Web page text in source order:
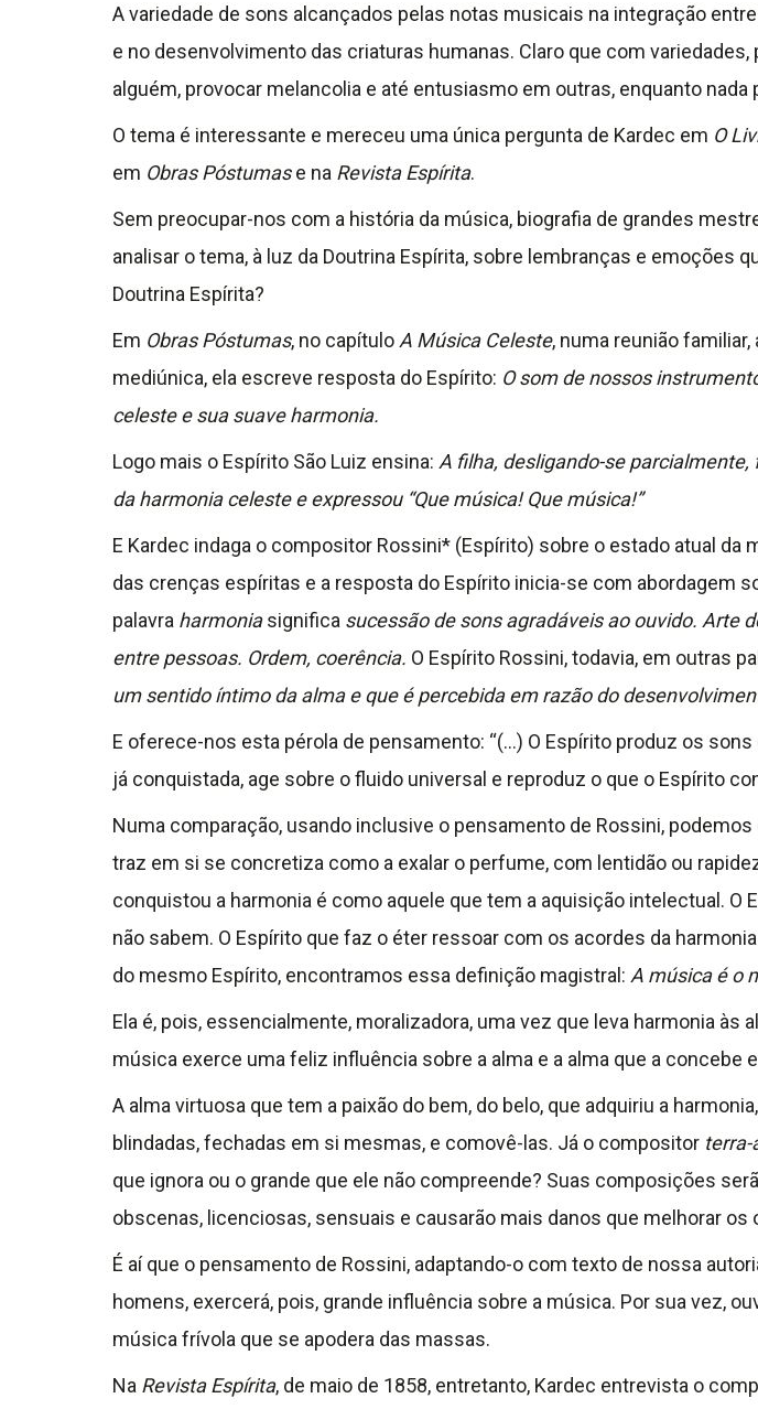
A variedade de sons alcançados pelas notas musicais na integração
e no desenvolvimento das criaturas humanas. Claro que com
alguém, provocar melancolia e até entusiasmo em outras, enquanto
O tema é interessante e mereceu uma única pergunta de Kardec em O
em Obras Póstumase na Revista Espírita.
Sem preocupar-nos com a história da música, biografia de grandes
analisar o tema, à luz da Doutrina Espírita, sobre lembranças e emoções
Doutrina Espírita?
Em Obras Póstumas, no capítulo A Música Celeste, numa reunião
mediúnica, ela escreve resposta do Espírito: O som de nossos
celeste e sua suave harmonia.
Logo mais o Espírito São Luiz ensina: A filha, desligando-se
da harmonia celeste e expressou “Que música! Que música!”
E Kardec indaga o compositor Rossini* (Espírito) sobre o estado atual
das crenças espíritas e a resposta do Espírito inicia-se com abordagem
palavra harmoniasignifica sucessão de sons agradáveis ao ouvido. Arte
entre pessoas. Ordem, coerência. O Espírito Rossini, todavia, em outras
um sentido íntimo da alma e que é percebida em razão do
E oferece-nos esta pérola de pensamento: “(…) O Espírito produz os
já conquistada, age sobre o fluido universal e reproduz o que o Espírito
Numa comparação, usando inclusive o pensamento de Rossini,
traz em si se concretiza como a exalar o perfume, com lentidão ou
conquistou a harmonia é como aquele que tem a aquisição intelectual.
não sabem. O Espírito que faz o éter ressoar com os acordes da
do mesmo Espírito, encontramos essa definição magistral: A música é o
Ela é, pois, essencialmente, moralizadora, uma vez que leva harmonia às
música exerce uma feliz influência sobre a alma e a alma que a
A alma virtuosa que tem a paixão do bem, do belo, que adquiriu a
blindadas, fechadas em si mesmas, e comovê-las. Já o compositor terra-
que ignora ou o grande que ele não compreende? Suas composições
obscenas, licenciosas, sensuais e causarão mais danos que melhorar os
É aí que o pensamento de Rossini, adaptando-o com texto de nossa
homens, exercerá, pois, grande influência sobre a música. Por sua vez,
música frívola que se apodera das massas.
Na Revista Espírita, de maio de 1858, entretanto, Kardec entrevista o